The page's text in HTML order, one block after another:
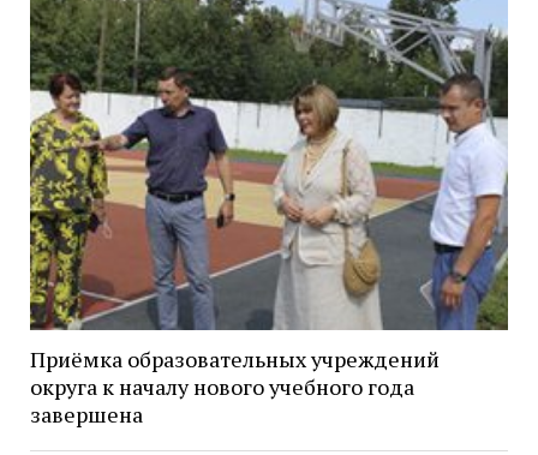
Приёмка образовательных учреждений
округа к началу нового учебного года
завершена